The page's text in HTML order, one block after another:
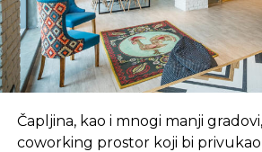
rekao je Јokić.
On kaže da se na području
prema zvaničnim
vazduha spustila na nula stepeni
Čapljina, kao i mnogi manji
coworking prostor koji bi